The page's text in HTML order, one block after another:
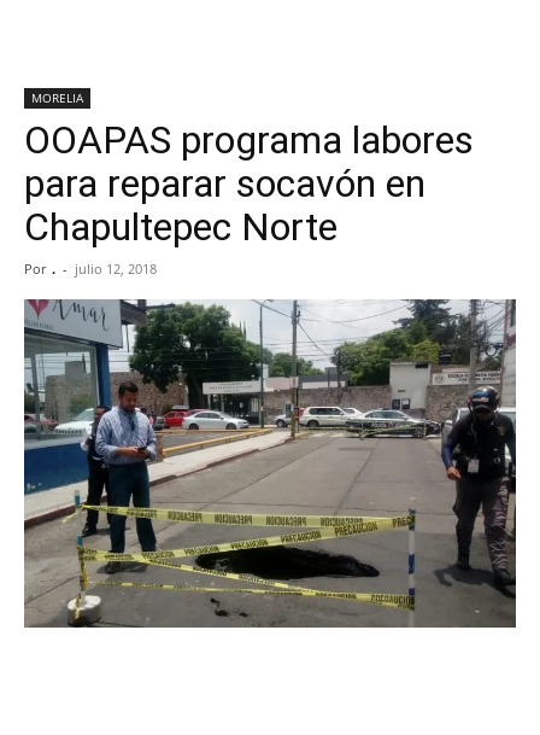
MORELIA
OOAPAS programa labores
para reparar socavón en
Chapultepec Norte
Por . - julio 12, 2018